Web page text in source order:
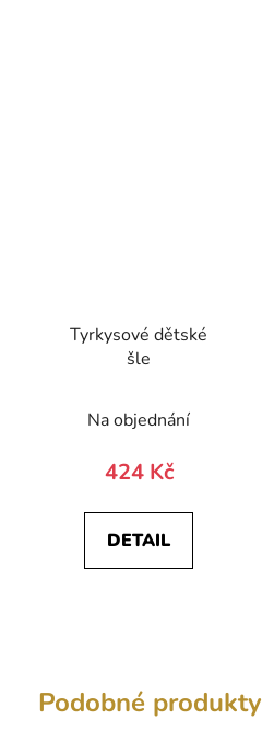
Tyrkysové dětské
šle
Na objednání
424 Kč
DETAIL
Podobné produkty